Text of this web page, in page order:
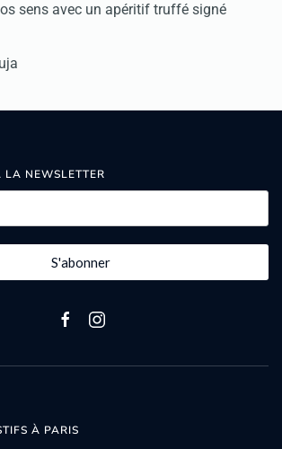
sens avec un apéritif truffé signé
NEWSLETTER
S'abonner
À PARIS